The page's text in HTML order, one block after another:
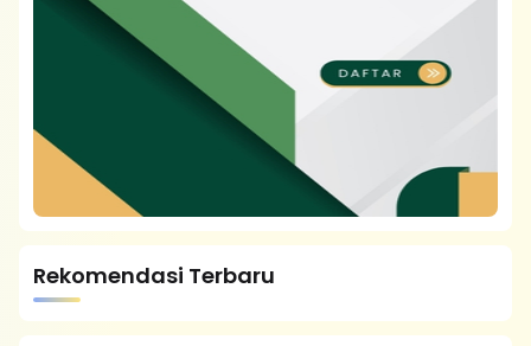
Rekomendasi Terbaru